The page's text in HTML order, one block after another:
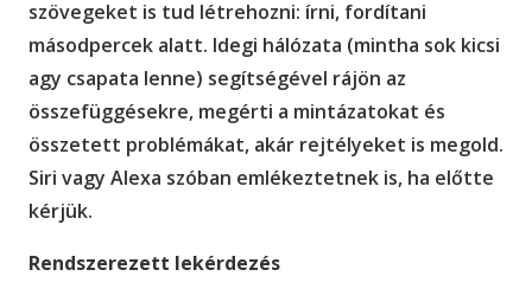
szövegeket is tud létrehozni: írni, fordítani
másodpercek alatt. Idegi hálózata (mintha sok kicsi
agy csapata lenne) segítségével rájön az
összefüggésekre, megérti a mintázatokat és
összetett problémákat, akár rejtélyeket is megold.
Siri vagy Alexa szóban emlékeztetnek is, ha előtte
kérjük.
Rendszerezett lekérdezés